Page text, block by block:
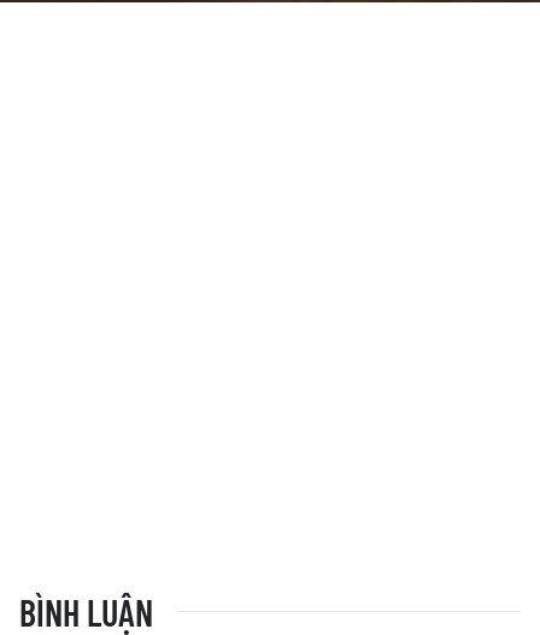
BÌNH LUẬN